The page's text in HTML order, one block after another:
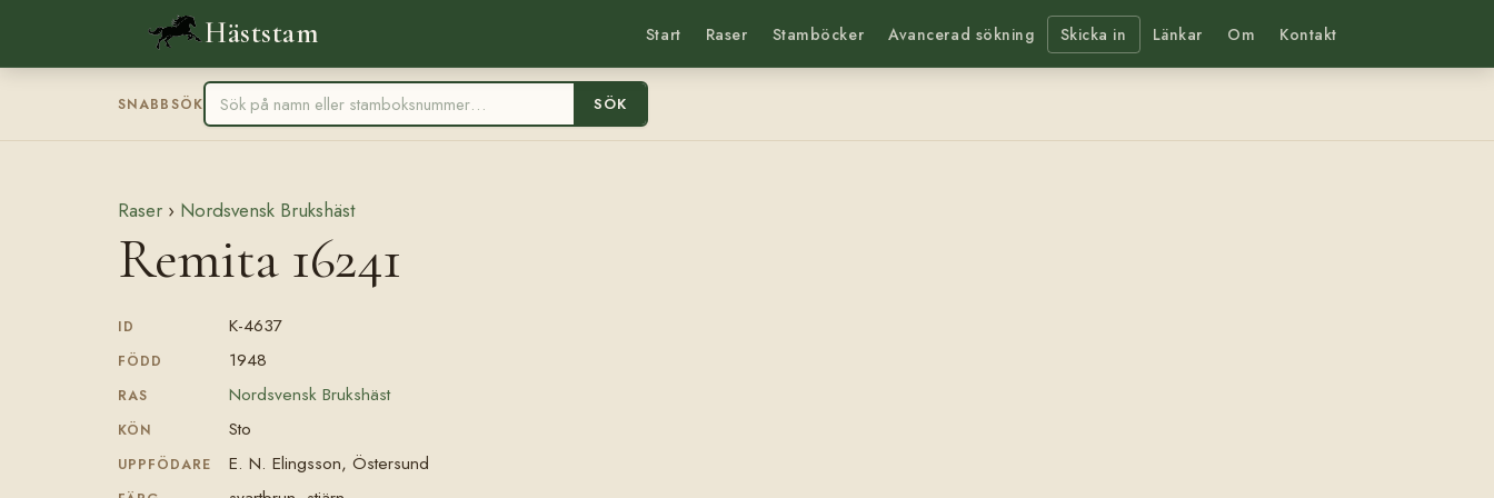
Häststam Start Raser Stamböcker Avancerad sökning Skicka in Länkar Om Kontakt
SNABBSÖK SÖK
Raser › Nordsvensk Brukshäst
Remita 16241
ID K-4637
FÖDD 1948
RAS Nordsvensk Brukshäst
KÖN Sto
UPPFÖDARE E. N. Elingsson, Östersund